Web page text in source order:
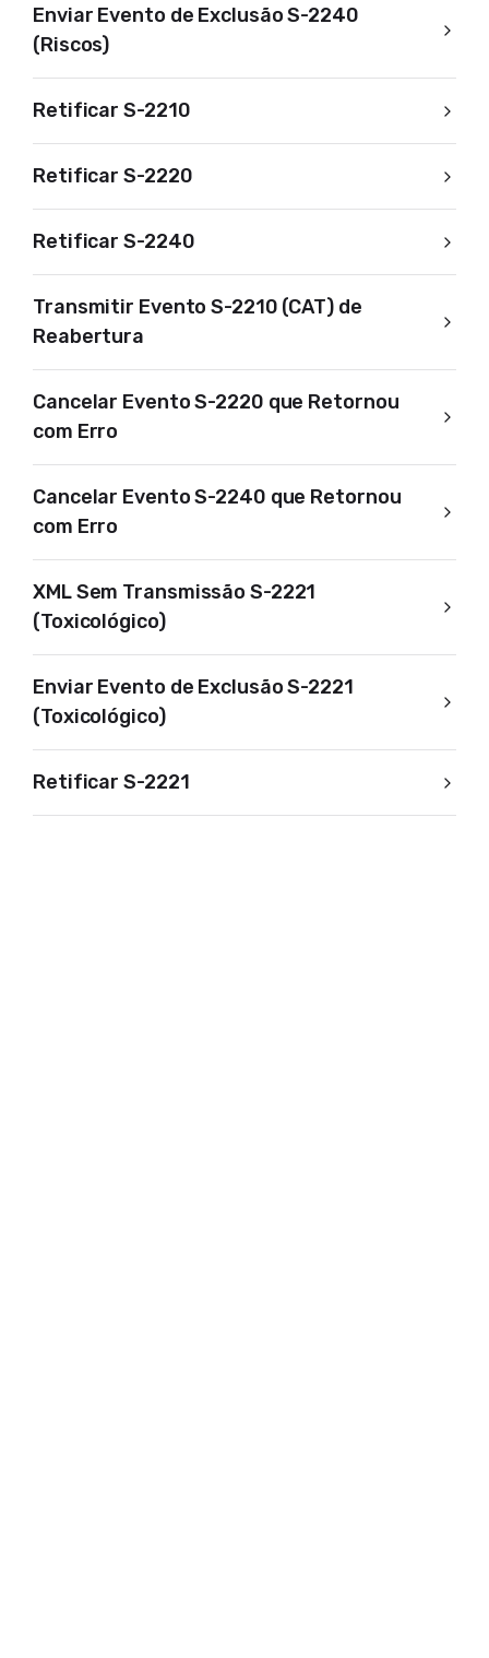
Enviar Evento de Exclusão S-2240
(Riscos)
Retificar S-2210
Retificar S-2220
Retificar S-2240
Transmitir Evento S-2210 (CAT) de
Reabertura
Cancelar Evento S-2220 que Retornou
com Erro
Cancelar Evento S-2240 que Retornou
com Erro
XML Sem Transmissão S-2221
(Toxicológico)
Enviar Evento de Exclusão S-2221
(Toxicológico)
Retificar S-2221